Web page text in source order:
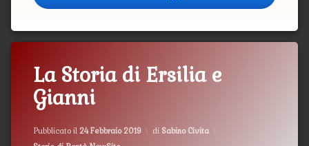
La Storia di Ersilia e
Gianni
Pubblicato il 24 Febbraio 2019
Aggiornato il12 Marzo 2019
di Sabino Civita